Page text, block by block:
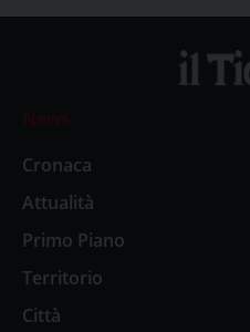
News
Cronaca
Attualità
Primo Piano
Territorio
Città